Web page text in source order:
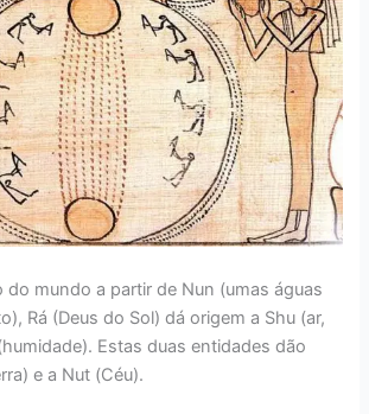
do mundo a partir de Nun (umas águas
Rá (Deus do Sol) dá origem a Shu (ar,
Estas duas entidades dão
e a Nut (Céu).